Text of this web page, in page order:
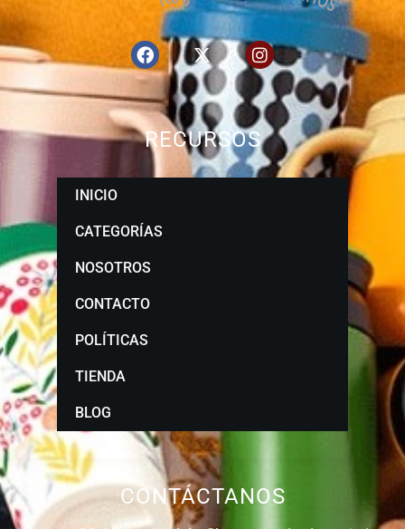
CONTÁCTANOS
RECURSOS
INICIO
CATEGORÍAS
NOSOTROS
CONTACTO
POLÍTICAS
TIENDA
BLOG